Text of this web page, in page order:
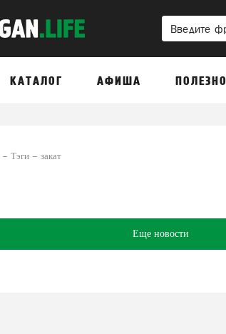
КАТАЛОГ АФИША ПОЛЕЗНО
Тэги закат
Еще новости